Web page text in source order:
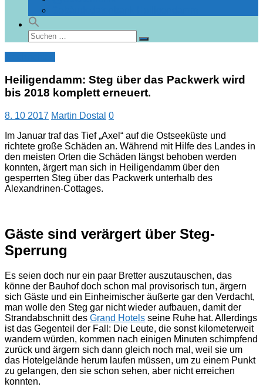
Suchen
nach:
Suchen
Heiligendamm: Steg über das Packwerk wird
bis 2018 komplett erneuert.
8. 10 2017 Martin Dostal 0
Im Januar traf das Tief „Axel“ auf die Ostseeküste und
richtete große Schäden an. Während mit Hilfe des Landes in
den meisten Orten die Schäden längst behoben werden
konnten, ärgert man sich in Heiligendamm über den
gesperrten Steg über das Packwerk unterhalb des
Alexandrinen-Cottages.
Gäste sind verärgert über Steg-
Sperrung
Es seien doch nur ein paar Bretter auszutauschen, das
könne der Bauhof doch schon mal provisorisch tun, ärgern
sich Gäste und ein Einheimischer äußerte gar den Verdacht,
man wolle den Steg gar nicht wieder aufbauen, damit der
Strandabschnitt des Grand Hotels seine Ruhe hat. Allerdings
ist das Gegenteil der Fall: Die Leute, die sonst kilometerweit
wandern würden, kommen nach einigen Minuten schimpfend
zurück und ärgern sich dann gleich noch mal, weil sie um
das Hotelgelände herum laufen müssen, um zu einem Punkt
zu gelangen, den sie schon sehen, aber nicht erreichen
konnten.